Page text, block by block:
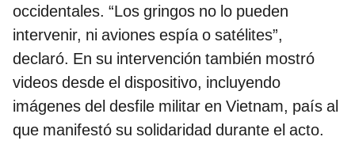
occidentales. “Los gringos no lo pueden
intervenir, ni aviones espía o satélites”,
declaró. En su intervención también mostró
videos desde el dispositivo, incluyendo
imágenes del desfile militar en Vietnam, país al
que manifestó su solidaridad durante el acto.